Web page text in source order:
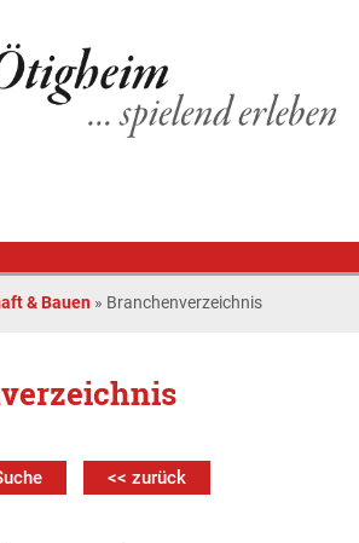
& Bauen » Branchenverzeichnis
<< zurück